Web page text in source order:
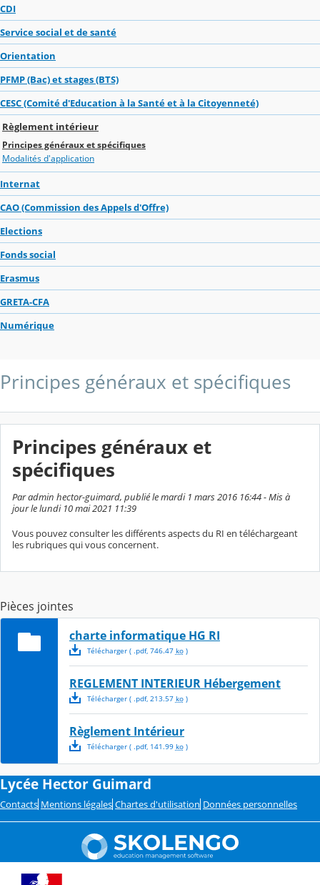
CDI
Service social et de santé
Orientation
PFMP (Bac) et stages (BTS)
CESC (Comité d'Education à la Santé et à la Citoyenneté)
Règlement intérieur
Principes généraux et spécifiques
Modalités d'application
Internat
CAO (Commission des Appels d'Offre)
Elections
Fonds social
Erasmus
GRETA-CFA
Numérique
Principes généraux et spécifiques
Principes généraux et
spécifiques
Par admin hector-guimard, publié le mardi 1 mars 2016 16:44 - Mis à
jour le lundi 10 mai 2021 11:39
Vous pouvez consulter les différents aspects du RI en téléchargeant
les rubriques qui vous concernent.
Pièces jointes
charte informatique HG RI
Télécharger( .pdf, 746.47 ko)
REGLEMENT INTERIEUR Hébergement
Télécharger( .pdf, 213.57 ko)
Règlement Intérieur
Télécharger( .pdf, 141.99 ko)
Lycée Hector Guimard
Contacts Mentions légales Chartes d'utilisation Données personnelles